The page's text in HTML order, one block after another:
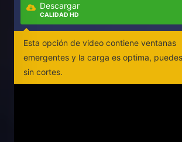
Descargar
CALIDAD HD
Esta opción de video contiene ventanas
emergentes y la carga es optima,
sin cortes.